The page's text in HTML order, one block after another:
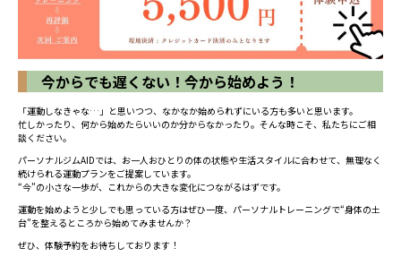
今からでも遅くない！今から始めよう！
「運動しなきゃな…」と思いつつ、なかなか始められずにいる方も多いと思います。
忙しかったり、何から始めたらいいのか分からなかったり。そんな時こそ、私たちにご相
談ください。
パーソナルジムAIDでは、お一人おひとりの体の状態や生活スタイルに合わせて、無理なく
続けられる運動プランをご提案しています。
“今”の小さな一歩が、これからの大きな変化につながるはずです。
運動を始めようと少しでも思っている方はぜひ一度、パーソナルトレーニングで“身体の土
台”を整えるところから始めてみませんか？
ぜひ、体験予約をお待ちしております！